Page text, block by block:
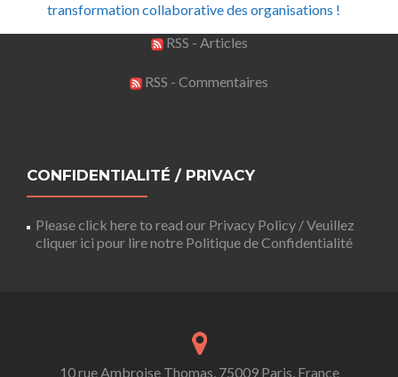
transformation collaborative des organisations !
RSS - Articles
RSS - Commentaires
CONFIDENTIALITÉ / PRIVACY
Please click here to read our Privacy Policy / Veuillez
cliquer ici pour lire notre Politique de Confidentialité
10 rue Ambroise Thomas, 75009 Paris, France